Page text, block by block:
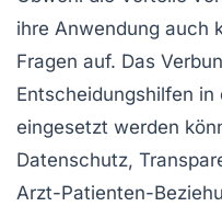
ihre Anwendung auch
Fragen auf. Das
Entscheidungshilfen
eingesetzt werden
Datenschutz,
Arzt-Patienten-